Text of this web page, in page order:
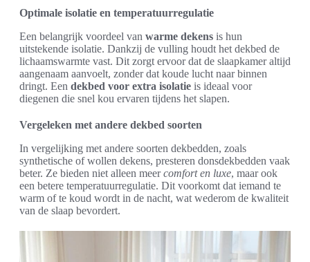
Optimale isolatie en temperatuurregulatie
Een belangrijk voordeel van warme dekens is hun
uitstekende isolatie. Dankzij de vulling houdt het dekbed de
lichaamswarmte vast. Dit zorgt ervoor dat de slaapkamer altijd
aangenaam aanvoelt, zonder dat koude lucht naar binnen
dringt. Een dekbed voor extra isolatie is ideaal voor
diegenen die snel kou ervaren tijdens het slapen.
Vergeleken met andere dekbed soorten
In vergelijking met andere soorten dekbedden, zoals
synthetische of wollen dekens, presteren donsdekbedden vaak
beter. Ze bieden niet alleen meercomfort en luxe, maar ook
een betere temperatuurregulatie. Dit voorkomt dat iemand te
warm of te koud wordt in de nacht, wat wederom de kwaliteit
van de slaap bevordert.